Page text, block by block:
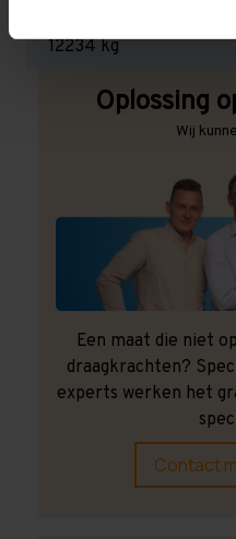
12234 kg
Oplossing
Wij
Een maat die niet
draagkrachten?
experts werken het
Contact